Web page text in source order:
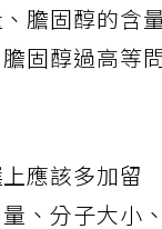
膽固醇的含
固醇過高等
應該多加留